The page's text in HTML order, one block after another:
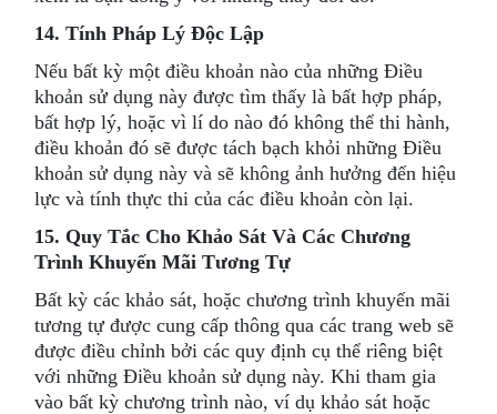
14. Tính Pháp Lý Độc Lập
Nếu bất kỳ một điều khoản nào của những Điều
khoản sử dụng này được tìm thấy là bất hợp pháp,
bất hợp lý, hoặc vì lí do nào đó không thể thi hành,
điều khoản đó sẽ được tách bạch khỏi những Điều
khoản sử dụng này và sẽ không ảnh hưởng đến hiệu
lực và tính thực thi của các điều khoản còn lại.
15. Quy Tắc Cho Khảo Sát Và Các Chương
Trình Khuyến Mãi Tương Tự
Bất kỳ các khảo sát, hoặc chương trình khuyến mãi
tương tự được cung cấp thông qua các trang web sẽ
được điều chỉnh bởi các quy định cụ thể riêng biệt
với những Điều khoản sử dụng này. Khi tham gia
vào bất kỳ chương trình nào, ví dụ khảo sát hoặc